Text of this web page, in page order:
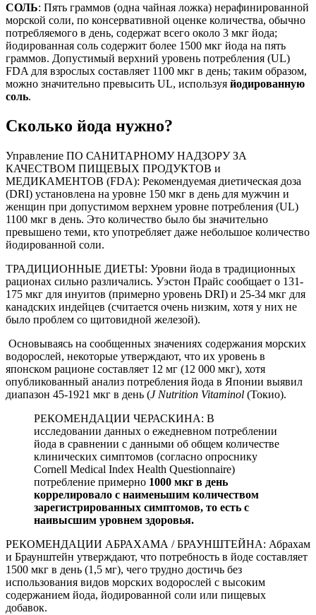
СОЛЬ: Пять граммов (одна чайная ложка) нерафинированной
морской соли, по консервативной оценке количества, обычно
потребляемого в день, содержат всего около 3 мкг йода;
йодированная соль содержит более 1500 мкг йода на пять
граммов. Допустимый верхний уровень потребления (UL)
FDA для взрослых составляет 1100 мкг в день; таким образом,
можно значительно превысить UL, используя йодированную
соль.
Сколько йода нужно?
Управление ПО САНИТАРНОМУ НАДЗОРУ ЗА
КАЧЕСТВОМ ПИЩЕВЫХ ПРОДУКТОВ и
МЕДИКАМЕНТОВ (FDA): Рекомендуемая диетическая доза
(DRI) установлена на уровне 150 мкг в день для мужчин и
женщин при допустимом верхнем уровне потребления (UL)
1100 мкг в день. Это количество было бы значительно
превышено теми, кто употребляет даже небольшое количество
йодированной соли.
ТРАДИЦИОННЫЕ ДИЕТЫ: Уровни йода в традиционных
рационах сильно различались. Уэстон Прайс сообщает о 131-
175 мкг для инуитов (примерно уровень DRI) и 25-34 мкг для
канадских индейцев (считается очень низким, хотя у них не
было проблем со щитовидной железой).
Основываясь на сообщенных значениях содержания морских
водорослей, некоторые утверждают, что их уровень в
японском рационе составляет 12 мг (12 000 мкг), хотя
опубликованный анализ потребления йода в Японии выявил
диапазон 45-1921 мкг в день (J Nutrition Vitaminol (Токио).
РЕКОМЕНДАЦИИ ЧЕРАСКИНА: В
исследовании данных о ежедневном потреблении
йода в сравнении с данными об общем количестве
клинических симптомов (согласно опроснику
Cornell Medical Index Health Questionnaire)
потребление примерно 1000 мкг в день
коррелировало с наименьшим количеством
зарегистрированных симптомов, то есть с
наивысшим уровнем здоровья.
РЕКОМЕНДАЦИИ АБРАХАМА / БРАУНШТЕЙНА: Абрахам
и Браунштейн утверждают, что потребность в йоде составляет
1500 мкг в день (1,5 мг), чего трудно достичь без
использования видов морских водорослей с высоким
содержанием йода, йодированной соли или пищевых
добавок.